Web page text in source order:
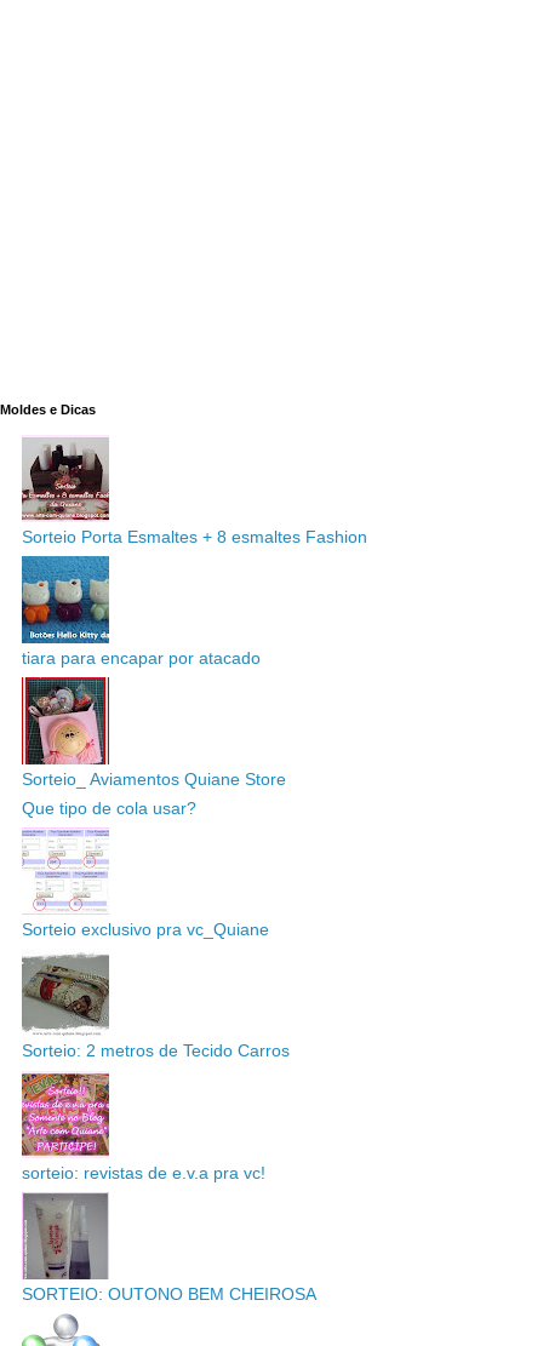
Moldes e Dicas
Sorteio Porta Esmaltes + 8 esmaltes Fashion
tiara para encapar por atacado
Sorteio_ Aviamentos Quiane Store
Que tipo de cola usar?
Sorteio exclusivo pra vc_Quiane
Sorteio: 2 metros de Tecido Carros
sorteio: revistas de e.v.a pra vc!
SORTEIO: OUTONO BEM CHEIROSA